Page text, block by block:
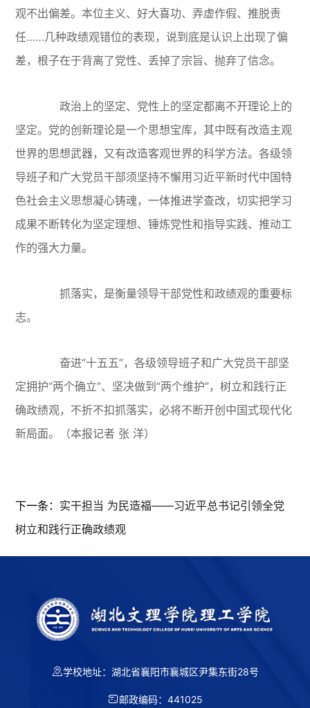
观不出偏差。本位主义、好大喜功、弄虚作假、推脱责
任……几种政绩观错位的表现，说到底是认识上出现了偏
差，根子在于背离了党性、丢掉了宗旨、抛弃了信念。
政治上的坚定、党性上的坚定都离不开理论上的
坚定。党的创新理论是一个思想宝库，其中既有改造主观
世界的思想武器，又有改造客观世界的科学方法。各级领
导班子和广大党员干部须坚持不懈用习近平新时代中国特
色社会主义思想凝心铸魂，一体推进学查改，切实把学习
成果不断转化为坚定理想、锤炼党性和指导实践、推动工
作的强大力量。
抓落实，是衡量领导干部党性和政绩观的重要标
志。
奋进“十五五”，各级领导班子和广大党员干部坚
定拥护“两个确立”、坚决做到“两个维护”，树立和践行正
确政绩观，不折不扣抓落实，必将不断开创中国式现代化
新局面。（本报记者 张 洋）
下一条： 实干担当 为民造福——习近平总书记引领全党
树立和践行正确政绩观
学校地址：湖北省襄阳市襄城区尹集东街28号
邮政编码：441025